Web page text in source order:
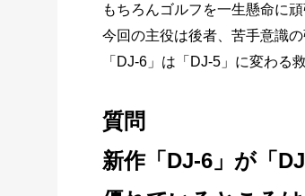
もちろんゴルフを一生懸命に
今回の主役は後者、苦手意識
「DJ-6」は「DJ-5」に変わる
質問
新作「DJ-6」が「